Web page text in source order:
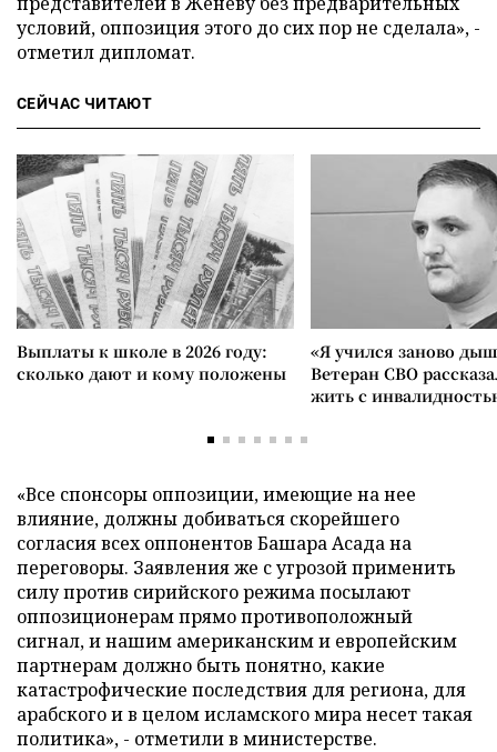
условий, оппозиция этого до сих пор не сделала», -
отметил дипломат.
СЕЙЧАС ЧИТАЮТ
Выплаты к школе в 2026 году:
сколько дают и кому положены
«Я учился заново
Ветеран СВО
жить с
«Все спонсоры оппозиции, имеющие на нее
влияние, должны добиваться скорейшего
согласия всех оппонентов Башара Асада на
переговоры. Заявления же с угрозой применить
силу против сирийского режима посылают
оппозиционерам прямо противоположный
сигнал, и нашим американским и европейским
партнерам должно быть понятно, какие
катастрофические последствия для региона, для
арабского и в целом исламского мира несет такая
политика», - отметили в министерстве.